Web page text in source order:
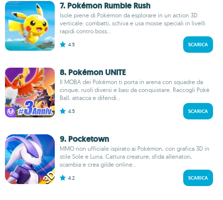
7. Pokémon Rumble Rush
Isole piene di Pokémon da esplorare in un action 3D
verticale: combatti, schiva e usa mosse speciali in livelli
rapidi contro boss...
4.5 SCARICA
8. Pokémon UNITE
Il MOBA dei Pokémon ti porta in arena con squadre da
cinque, ruoli diversi e basi da conquistare. Raccogli Poké
Ball, attacca e difendi...
4.5 SCARICA
9. Pocketown
MMO non ufficiale ispirato ai Pokémon, con grafica 3D in
stile Sole e Luna. Cattura creature, sfida allenatori,
scambia e crea gilde online...
4.2 SCARICA